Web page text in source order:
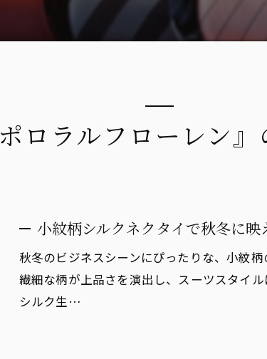
ロラルフローレン
小紋柄シルクネクタイで秋冬に
秋冬のビジネスシーンにぴったりな、小紋
繊細な柄が上品さを演出し、スーツスタイ
シルク生…